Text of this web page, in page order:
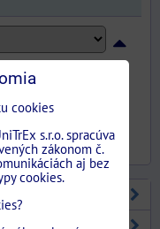
Iba skladom
cookies
s.r.o. spracúva
zákonom č.
aj bez
cookies.